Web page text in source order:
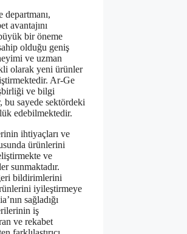
departmanı,
avantajını
bir öneme
olduğu geniş
ve uzman
olarak yeni ürünler
Ar-Ge
ve bilgi
bu sayede sektördeki
edebilmektedir.
ihtiyaçları ve
ürünlerini
ve
sunmaktadır.
bildirimlerini
iyileştirmeye
sağladığı
iş
ve rekabet